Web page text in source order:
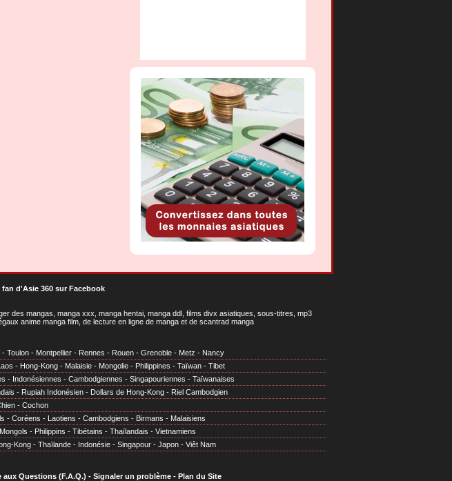
fan d'Asie 360 sur Facebook
des mangas, manga xxx, manga hentai, manga ddl, films divx asiatiques, sous-titres, mp3
anime manga film, de lecture en ligne de manga et de scantrad manga
- Toulon - Montpellier - Rennes - Rouen - Grenoble - Metz - Nancy
- Hong-Kong - Malaisie - Mongolie - Philippines - Taïwan - Tibet
- Indonésiennes - Cambodgiennes - Singapouriennes - Taïwanaises
- Rupiah Indonésien - Dollars de Hong-Kong - Riel Cambodgien
- Cochon
- Coréens - Laotiens - Cambodgiens - Birmans - Malaisiens
Mongols - Philippins - Tibétains - Thaïlandais - Vietnamiens
Kong - Thaïlande - Indonésie - Singapour - Japon - Viêt Nam
aux Questions (F.A.Q.) - Signaler un problème- Plan du Site